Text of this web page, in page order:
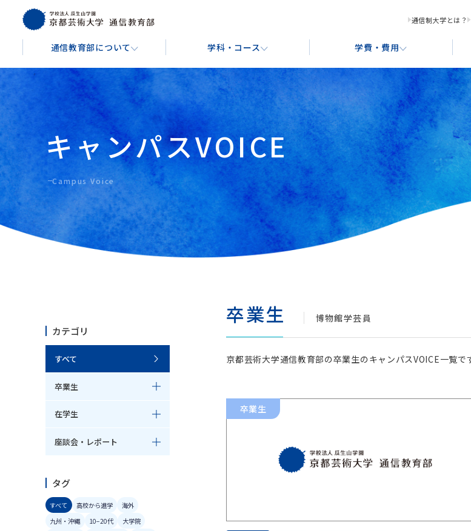
通信制大学とは？
通信教育部について
通信教育部について
About
通信教育部の学び方 学習サポート
キャンパスガイド アクセス案内
バーチャル背景ダウンロード
学科・コース
学科・コース
Course
芸術教養学科
芸術教養コース
博物館学実践コース
文化コンテンツ創造学科
音楽コース
イラストレーションコース
映像コース
グラフィッ
書画コース
歴史遺産コース
和の伝統文化コース
日本画コース
共通科目
学費・費用
学費・費用
Tuition & Fees
入学金・授業料 奨学金制度・ローンのご案内
入学を検討している方へ
For Prospective Students
出願手続きについて 入学形態と出願資格
キャンパスVOICE
Campus Voice
卒業生 博物館学芸員
京都芸術大学通信教育部の卒業生のキャンパスVOICE一覧で
卒業生
カテゴリ
すべて
卒業生
在学生
座談会・レポート
タグ
すべて 高校から進学
海外
九州・沖縄
10−20代
大学院